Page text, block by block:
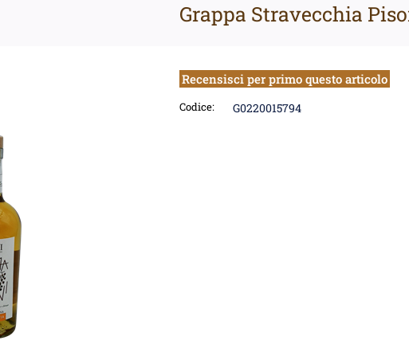
Grappa Stravecchia
Recensisci per primo questo articolo
Codice: G0220015794